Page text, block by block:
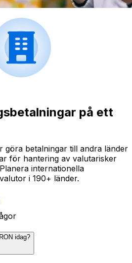
på ett
göra betalningar till andra länder
för hantering av valutarisker
internationella
i 190+ länder.
idag?